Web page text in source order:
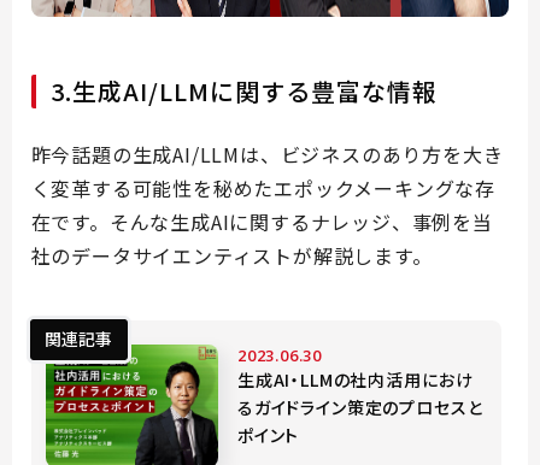
3.生成AI/LLMに関する豊富な情報
昨今話題の生成AI/LLMは、ビジネスのあり方を大き
く変革する可能性を秘めたエポックメーキングな存
在です。そんな生成AIに関するナレッジ、事例を当
社のデータサイエンティストが解説します。
関連記事
2023.06.30
生成AI・LLMの社内活用におけ
るガイドライン策定のプロセスと
ポイント